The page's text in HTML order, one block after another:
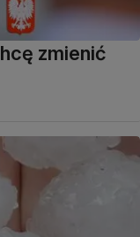
zmienić